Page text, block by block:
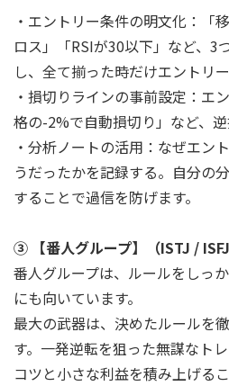
・エントリー条件の明文化：「
ロス」「RSIが30以下」など、3
し、全て揃った時だけエントリー
・損切りラインの事前設定：エ
格の-2%で自動損切り」など、
・分析ノートの活用：なぜエン
うだったかを記録する。自分の
することで過信を防げます。
③ 【番人グループ】（ISTJ / ISFJ
番人グループは、ルールをしっ
にも向いています。
最大の武器は、決めたルールを
す。一発逆転を狙った無謀なト
コツと小さな利益を積み上げる